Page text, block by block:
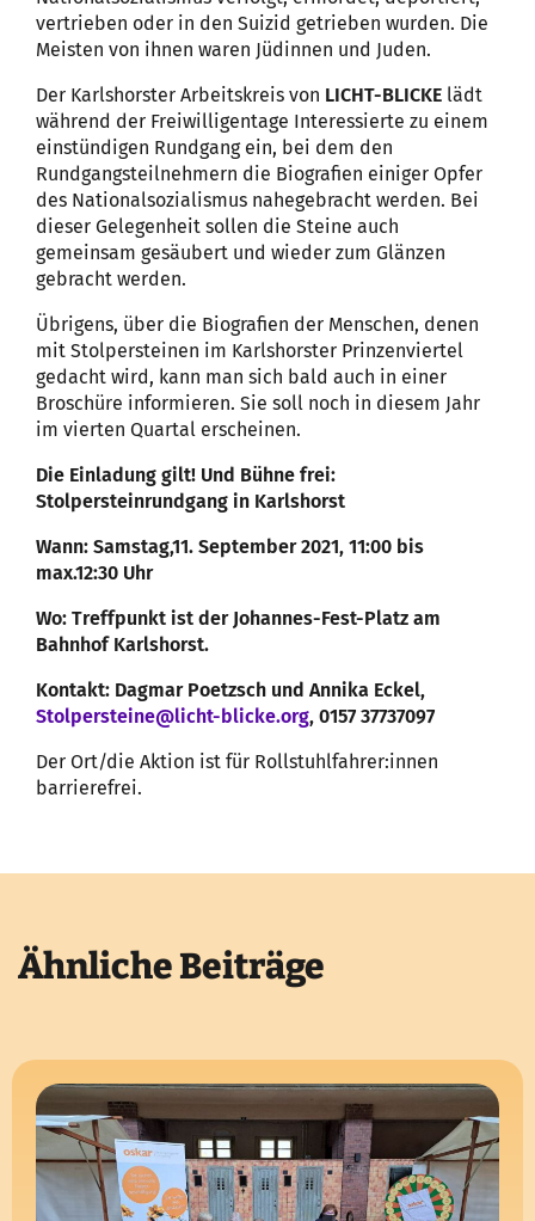
vertrieben oder in den Suizid getrieben wurden. Die
Meisten von ihnen waren Jüdinnen und Juden.
Der Karlshorster Arbeitskreis von LICHT-BLICKE lädt
während der Freiwilligentage Interessierte zu einem
einstündigen Rundgang ein, bei dem den
Rundgangsteilnehmern die Biografien einiger Opfer
des Nationalsozialismus nahegebracht werden. Bei
dieser Gelegenheit sollen die Steine auch
gemeinsam gesäubert und wieder zum Glänzen
gebracht werden.
Übrigens, über die Biografien der Menschen, denen
mit Stolpersteinen im Karlshorster Prinzenviertel
gedacht wird, kann man sich bald auch in einer
Broschüre informieren. Sie soll noch in diesem Jahr
im vierten Quartal erscheinen.
Die Einladung gilt! Und Bühne frei:
Stolpersteinrundgang in Karlshorst
Wann: Samstag,11. September 2021, 11:00 bis
max.12:30 Uhr
Wo: Treffpunkt ist der Johannes-Fest-Platz am
Bahnhof Karlshorst.
Kontakt: Dagmar Poetzsch und Annika Eckel,
Stolpersteine@licht-blicke.org, 0157 37737097
Der Ort/die Aktion ist für Rollstuhlfahrer:innen
barrierefrei.
Ähnliche Beiträge